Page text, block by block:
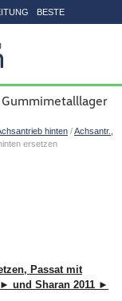
BESTE
hinten /Achsantr.,
ersetzen
Passat mit
und Sharan 2011 ►